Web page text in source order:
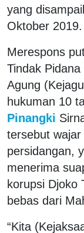
yang
Oktober 2019.
Merespons
Tindak
Agung
hukuman 10
Pinangki
tersebut
persidangan,
menerima
korupsi Djoko
bebas dari
“Kita